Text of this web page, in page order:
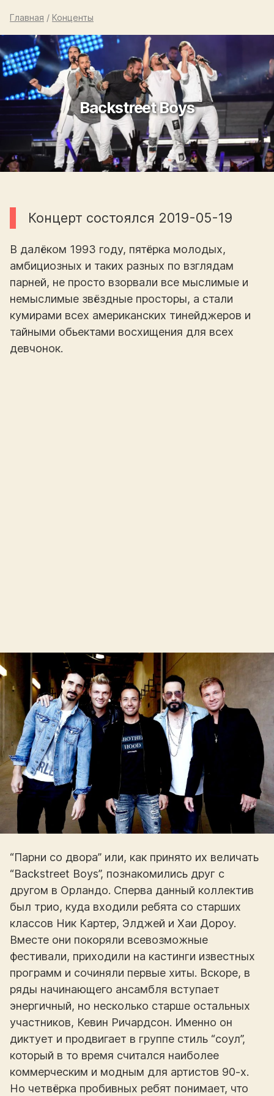
Главная / Конценты
Backstreet Boys
Концерт состоялся 2019-05-19
В далёком 1993 году, пятёрка молодых,
амбициозных и таких разных по взглядам
парней, не просто взорвали все мыслимые и
немыслимые звёздные просторы, а стали
кумирами всех американских тинейджеров и
тайными обьектами восхищения для всех
девчонок.
“Парни со двора” или, как принято их величать
“Backstreet Boys”, познакомились друг с
другом в Орландо. Сперва данный коллектив
был трио, куда входили ребята со старших
классов Ник Картер, Элджей и Хаи Дороу.
Вместе они покоряли всевозможные
фестивали, приходили на кастинги известных
программ и сочиняли первые хиты. Вскоре, в
ряды начинающего ансамбля вступает
энергичный, но несколько старше остальных
участников, Кевин Ричардсон. Именно он
диктует и продвигает в группе стиль “соул”,
который в то время считался наиболее
коммерческим и модным для артистов 90-х.
Но четвёрка пробивных ребят понимает, что